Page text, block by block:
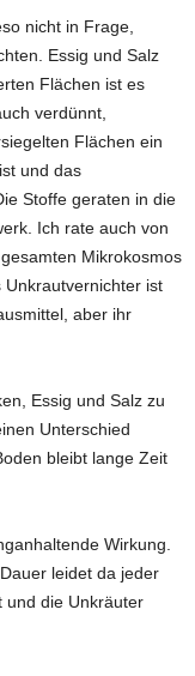
nicht in Frage,
Essig und Salz
Flächen ist es
verdünnt,
Flächen ein
und das
Stoffe geraten in die
Ich rate auch von
Mikrokosmos
ist
aber ihr
Essig und Salz zu
Unterschied
bleibt lange Zeit
Wirkung.
leidet da jeder
und die Unkräuter